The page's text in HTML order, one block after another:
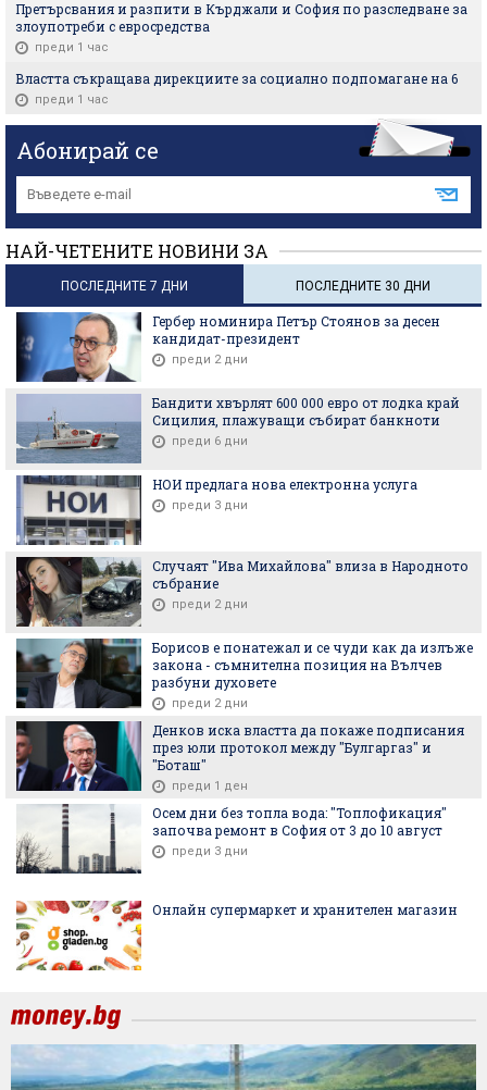
Претърсвания и разпити в Кърджали и София по разследване за
злоупотреби с евросредства
преди 1 час
Властта съкращава дирекциите за социално подпомагане на 6
преди 1 час
Абонирай се
НАЙ-ЧЕТЕНИТЕ НОВИНИ ЗА
ПОСЛЕДНИТЕ 7 ДНИ ПОСЛЕДНИТЕ 30 ДНИ
Гербер номинира Петър Стоянов за десен
кандидат-президент
преди 2 дни
Бандити хвърлят 600 000 евро от лодка край
Сицилия, плажуващи събират банкноти
преди 6 дни
НОИ предлага нова електронна услуга
преди 3 дни
Случаят "Ива Михайлова" влиза в Народното
събрание
преди 2 дни
Борисов е понатежал и се чуди как да излъже
закона - съмнителна позиция на Вълчев
разбуни духовете
преди 2 дни
Денков иска властта да покаже подписания
през юли протокол между "Булгаргаз" и
"Боташ"
преди 1 ден
Осем дни без топла вода: "Топлофикация"
започва ремонт в София от 3 до 10 август
преди 3 дни
Онлайн супермаркет и хранителен магазин